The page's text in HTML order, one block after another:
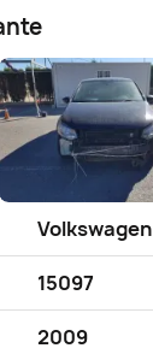
Volkswagen
15097
2009